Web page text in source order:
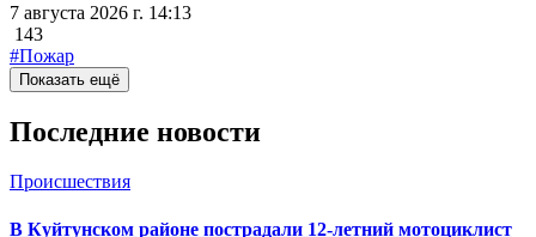
7 августа 2026 г. 14:13
143
#Пожар
Показать ещё
Последние новости
Происшествия
В Куйтунском районе пострадали 12-летний мотоциклист